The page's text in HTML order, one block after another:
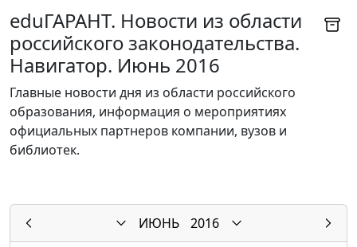
eduГАРАНТ. Новости из области
российского законодательства.
Навигатор. Июнь 2016
Главные новости дня из области российского
образования, информация о мероприятиях
официальных партнеров компании, вузов и
библиотек.
ИЮНЬ
2016